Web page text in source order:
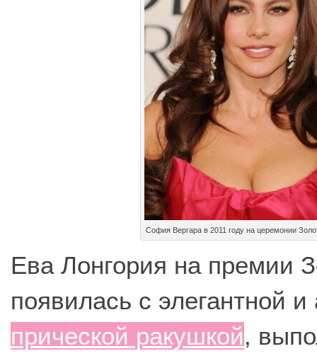
София Вергара в 2011 году на церемонии
Ева Лонгория на премии
появилась с элегантной и
прической ракушкой,